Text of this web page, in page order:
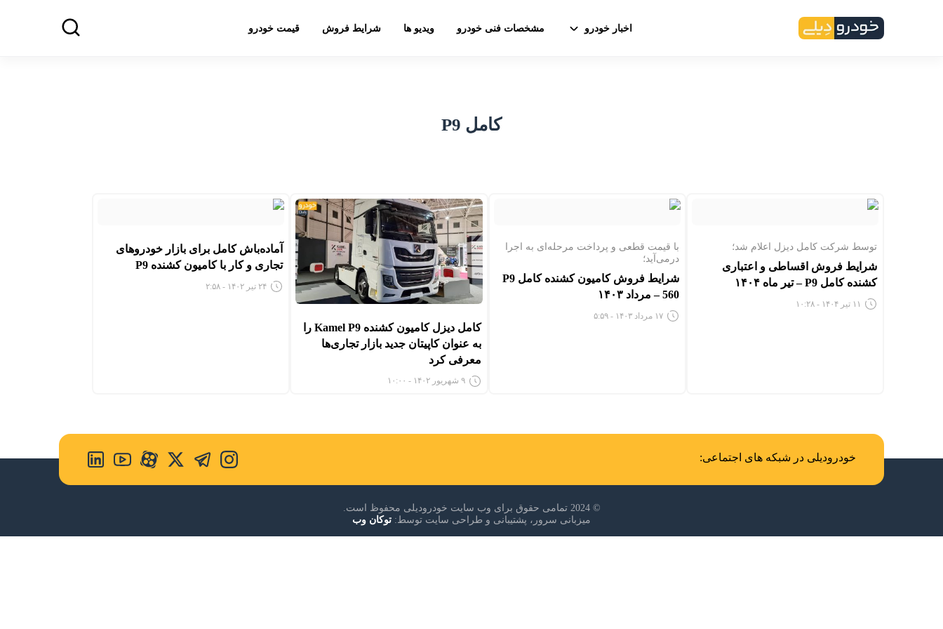
اخبار خودرو مشخصات فنی خودرو ویدیو ها شرایط فروش قیمت خودرو
کامل P9
توسط شرکت کامل دیزل اعلام شد؛
شرایط فروش اقساطی و اعتباری
کشنده کامل P9 – تیر ماه ۱۴۰۴
۱۱ تیر ۱۴۰۴ - ۱۰:۲۸
با قیمت قطعی و پرداخت مرحله‌ای به اجرا
درمی‌آید؛
شرایط فروش کامیون کشنده کامل P9
560 – مرداد ۱۴۰۳
۱۷ مرداد ۱۴۰۳ - ۵:۵۹
کامل دیزل کامیون کشنده Kamel P9 را
به عنوان کاپیتان جدید بازار تجاری‌ها
معرفی کرد
۹ شهریور ۱۴۰۲ - ۱۰:۰۰
آماده‌باش کامل برای بازار خودروهای
تجاری و کار با کامیون کشنده P9
۲۴ تیر ۱۴۰۲ - ۲:۵۸
خودرودیلی در شبکه های اجتماعی:
© 2024 تمامی حقوق برای وب سایت خودرودیلی محفوظ است.
میزبانی سرور، پشتیبانی و طراحی سایت توسط: توکان وب